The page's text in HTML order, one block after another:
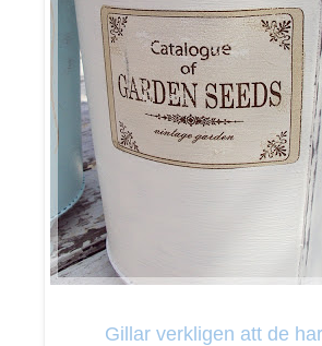
Gillar verkligen att de har